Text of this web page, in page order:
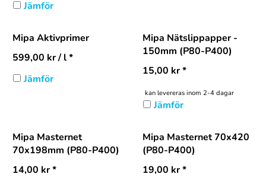
Jämför
Mipa Aktivprimer
599,00 kr/ l *
Jämför
Mipa Nätslippapper -
150mm (P80-P400)
15,00 kr*
kan levereras inom 2-4 dagar
Jämför
Mipa Masternet
70x198mm (P80-P400)
14,00 kr*
Mipa Masternet 70x420
(P80-P400)
19,00 kr*